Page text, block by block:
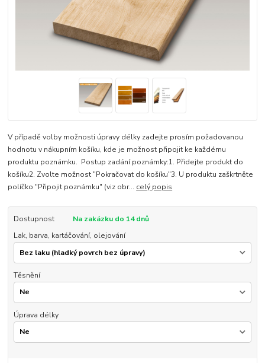
V případě volby možnosti úpravy délky zadejte prosím požadovanou
hodnotu v nákupním košíku, kde je možnost připojit ke každému
produktu poznámku. Postup zadání poznámky:1. Přidejte produkt do
košíku2. Zvolte možnost "Pokračovat do košíku"3. U produktu zaškrtněte
políčko "Připojit poznámku" (viz obr... celý popis
Dostupnost
Na zakázku do 14 dnů
Lak, barva, kartáčování, olejování
Těsnění
Úprava délky